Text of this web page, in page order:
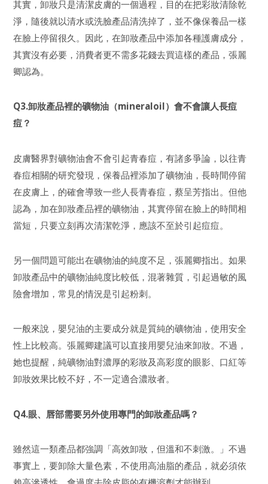
其實，卸妝只是清潔皮膚的一個過程，目的在把彩妝清除乾
淨，隨後就以清水或洗臉產品清洗掉了，並不像保養品一樣
在臉上停留很久。因此，在卸妝產品中添加各種護膚成分，
其實沒有必要，消費者更不需多花錢去買這樣的產品，張麗
卿認為。
Q3.卸妝產品裡的礦物油（mineraloil）會不會讓人長痘
痘？
皮膚醫界對礦物油會不會引起青春痘，有諸多爭論，以往青
春痘相關的研究發現，保養品裡添加了礦物油，長時間停留
在皮膚上，的確會導致一些人長青春痘，蔡呈芳指出。但他
認為，加在卸妝產品裡的礦物油，其實停留在臉上的時間相
當短，只要立刻再次清潔乾淨，應該不至於引起痘痘。
另一個問題可能出在礦物油的純度不足，張麗卿指出。如果
卸妝產品中的礦物油純度比較低，混著雜質，引起過敏的風
險會增加，常見的情況是引起粉刺。
一般來說，嬰兒油的主要成分就是質純的礦物油，使用安全
性上比較高。張麗卿建議可以直接用嬰兒油來卸妝。不過，
她也提醒，純礦物油對濃厚的彩妝及高彩度的眼影、口紅等
卸妝效果比較不好，不一定適合濃妝者。
Q4.眼、唇部需要另外使用專門的卸妝產品嗎？
雖然這一類產品都強調「高效卸妝，但溫和不刺激。」不過
事實上，要卸除大量色素，不使用高油脂的產品，就必須依